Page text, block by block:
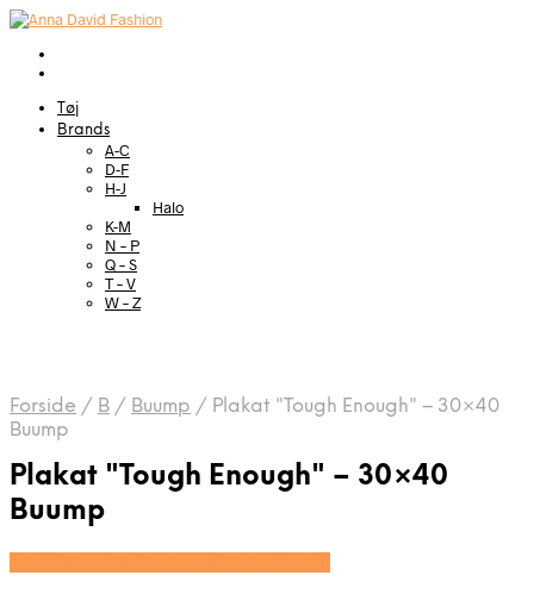
Tøj
Brands
A-C
D-F
H-J
Halo
K-M
N – P
Q – S
T – V
W – Z
Forside / B / Buump / Plakat "Tough Enough" – 30×40
Buump
Plakat "Tough Enough" – 30×40
Buump